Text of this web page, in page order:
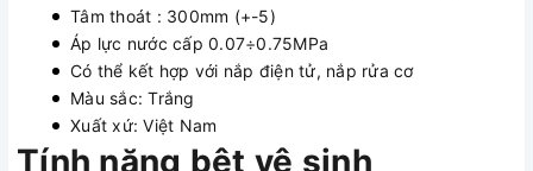
Tâm thoát : 300mm (+-5)
Áp lực nước cấp 0.07÷0.75MPa
Có thể kết hợp với nắp điện tử, nắp rửa cơ
Màu sắc: Trắng
Xuất xứ: Việt Nam
Tính năng bệt vệ sinh